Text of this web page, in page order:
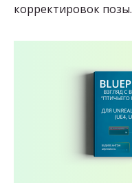
корректировок позы.